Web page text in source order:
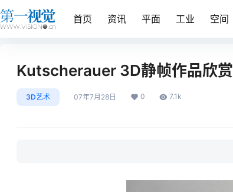
首页 资讯 平面 工业 空间
Kutscherauer 3D静帧作品欣赏
3D艺术 07年7月28日 0 7.1k